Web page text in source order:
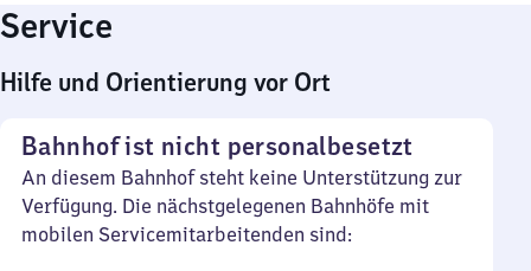
Service
Hilfe und Orientierung vor Ort
Bahnhof ist nicht personalbesetzt
An diesem Bahnhof steht keine Unterstützung zur
Verfügung. Die nächstgelegenen Bahnhöfe mit
mobilen Servicemitarbeitenden sind: